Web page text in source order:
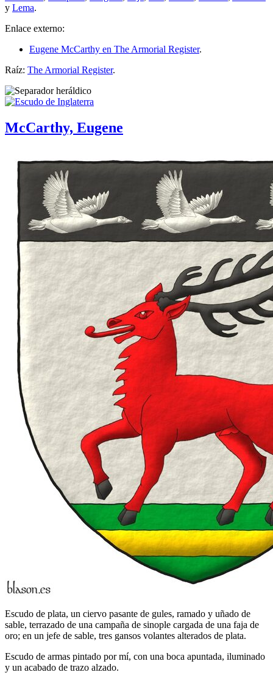
y Lema.
Enlace externo:
Eugene McCarthy en The Armorial Register.
Raíz: The Armorial Register.
McCarthy, Eugene
Escudo de plata, un ciervo pasante de gules, ramado y uñado de
sable, terrazado de una campaña de sinople cargada de una faja de
oro; en un jefe de sable, tres gansos volantes alterados de plata.
Escudo de armas pintado por mí, con una boca apuntada, iluminado
y un acabado de trazo alzado.